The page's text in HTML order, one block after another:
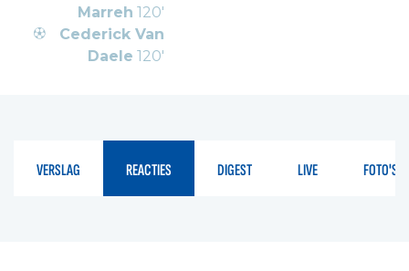
Marreh 120'
Cederick Van
Daele 120'
VERSLAG REACTIES DIGEST LIVE FOTO'S